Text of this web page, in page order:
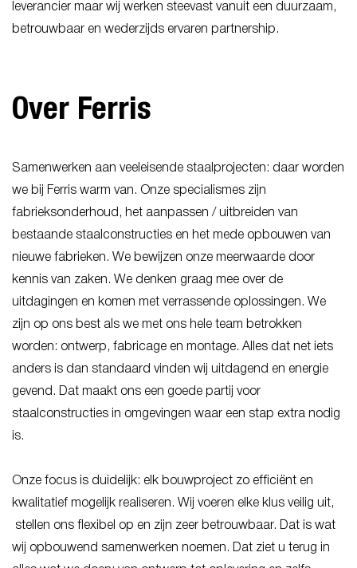
leverancier maar wij werken steevast vanuit een duurzaam,
betrouwbaar en wederzijds ervaren partnership.
Over Ferris
Samenwerken aan veeleisende staalprojecten: daar worden
we bij Ferris warm van. Onze specialismes zijn
fabrieksonderhoud, het aanpassen / uitbreiden van
bestaande staalconstructies en het mede opbouwen van
nieuwe fabrieken. We bewijzen onze meerwaarde door
kennis van zaken. We denken graag mee over de
uitdagingen en komen met verrassende oplossingen. We
zijn op ons best als we met ons hele team betrokken
worden: ontwerp, fabricage en montage. Alles dat net iets
anders is dan standaard vinden wij uitdagend en energie
gevend. Dat maakt ons een goede partij voor
staalconstructies in omgevingen waar een stap extra nodig
is.
Onze focus is duidelijk: elk bouwproject zo efficiënt en
kwalitatief mogelijk realiseren. Wij voeren elke klus veilig uit,
stellen ons flexibel op en zijn zeer betrouwbaar. Dat is wat
wij opbouwend samenwerken noemen. Dat ziet u terug in